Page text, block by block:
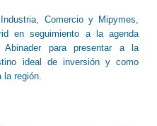
Comercio y Mipymes,
en seguimiento a la agenda
para presentar a la
ideal de inversión y como
la región.